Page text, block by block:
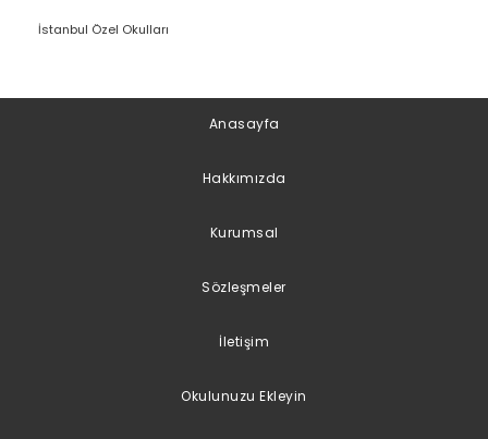
İstanbul Özel Okulları
Anasayfa
Hakkımızda
Kurumsal
Sözleşmeler
İletişim
Okulunuzu Ekleyin